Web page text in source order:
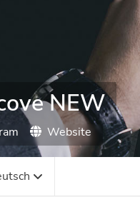
NEW
Website